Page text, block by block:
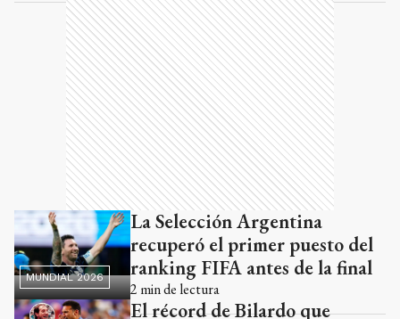
MUNDIAL 2026
La Selección Argentina
recuperó el primer puesto del
ranking FIFA antes de la final
2 min de lectura
El récord de Bilardo que